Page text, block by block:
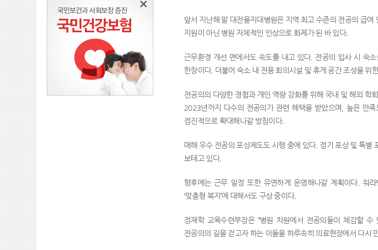
앞서 지난해 말 대전을지대병원은 지역 최고 수준의 전공의 급
지원이 아닌 병원 자체적인 인상으로 화제가 된 바 있다.
근무환경 개선 면에서도 속도를 내고 있다. 전공의 입사 시 숙
한창이다. 더불어 숙소 내 전용 회의시설 및 휴게 공간 조성을 위
전공의의 다양한 경험과 개인 역량 강화를 위해 국내 및 해외 학
2023년까지 다수의 전공의가 관련 혜택을 받았으며, 높은 만
점진적으로 확대해나갈 방침이다.
매해 우수 전공의 포상제도도 시행 중에 있다. 정기 포상 및 특
보태고 있다.
향후에는 근무 일정 또한 유연하게 운영해나갈 계획이다. 워
‘맞춤형 복지’에 대해서도 구상 중이다.
정재학 교육수련부장은 “병원 차원에서 전공의들이 체감할
전공의의 길을 걷고자 하는 이들을 하루속히 의료현장에서 다시